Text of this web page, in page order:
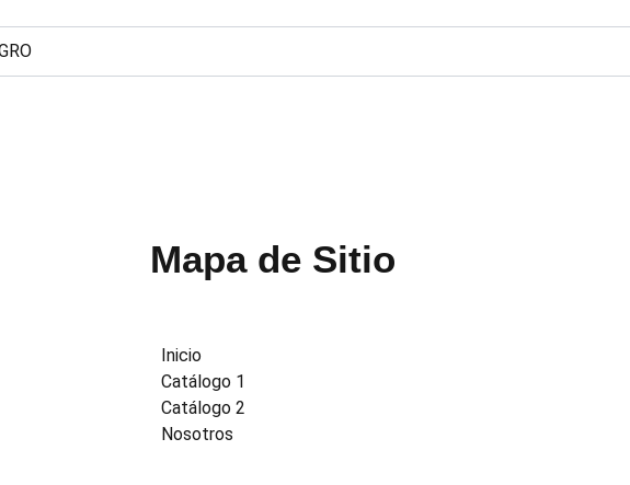
Mapa de Sitio
Inicio
Catálogo 1
Catálogo 2
Nosotros